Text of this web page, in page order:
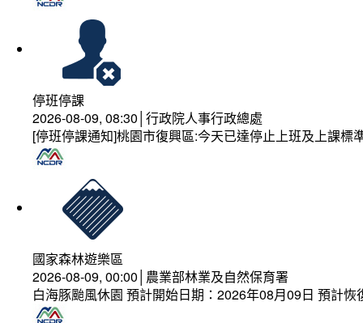
停班停課
2026-08-09, 08:30│行政院人事行政總處
[停班停課通知]桃園市復興區:今天已達停止上班及上課
國家森林遊樂區
2026-08-09, 00:00│農業部林業及自然保育署
白海豚颱風休園 預計開始日期：2026年08月09日 預計